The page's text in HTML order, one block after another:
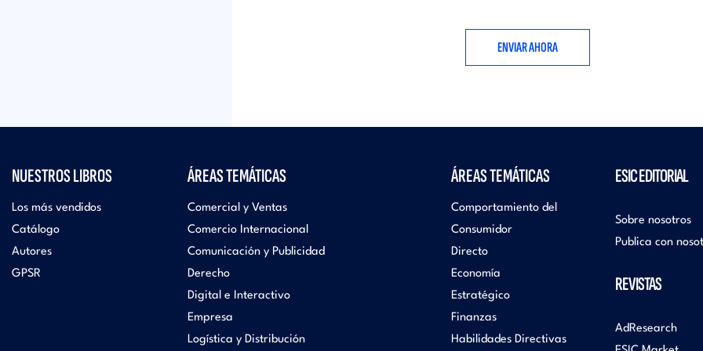
NUESTROS LIBROS
Los más vendidos
Catálogo
Autores
GPSR
ÁREAS TEMÁTICAS
Comercial y Ventas
Comercio Internacional
Comunicación y Publicidad
Derecho
Digital e Interactivo
Empresa
Logística y Distribución
ÁREAS TEMÁTICAS
Comportamiento del
Consumidor
Directo
Economía
Estratégico
Finanzas
Habilidades Directivas
ESIC EDITORIAL
Sobre nosotros
Publica con
REVISTAS
AdResearch